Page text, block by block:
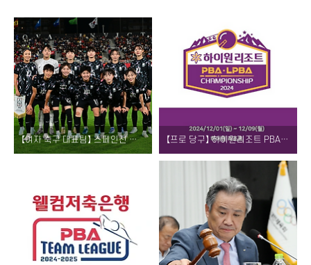
【여자 축구 대표팀】 스페인전 친선 경기 결과! [오대영 신상우 감독 다음 경기 캐나다전 중계 일정] 【프로 당구】 하이원리조트 PBA - LPBA 챔피언십 2024 소개! [대회 일정 장소 기간 경기 시간 PPQ 대진표 중계 결과 우승 준우승 상금]